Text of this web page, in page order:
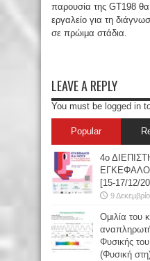
παρουσία της GT198
εργαλείο για τη
σε πρώιμα στάδια.
LEAVE A REPLY
You must be logged in
Popular
4ο
[15-17/12/
9
Oμιλία του
Φυσικής
(Φυσική